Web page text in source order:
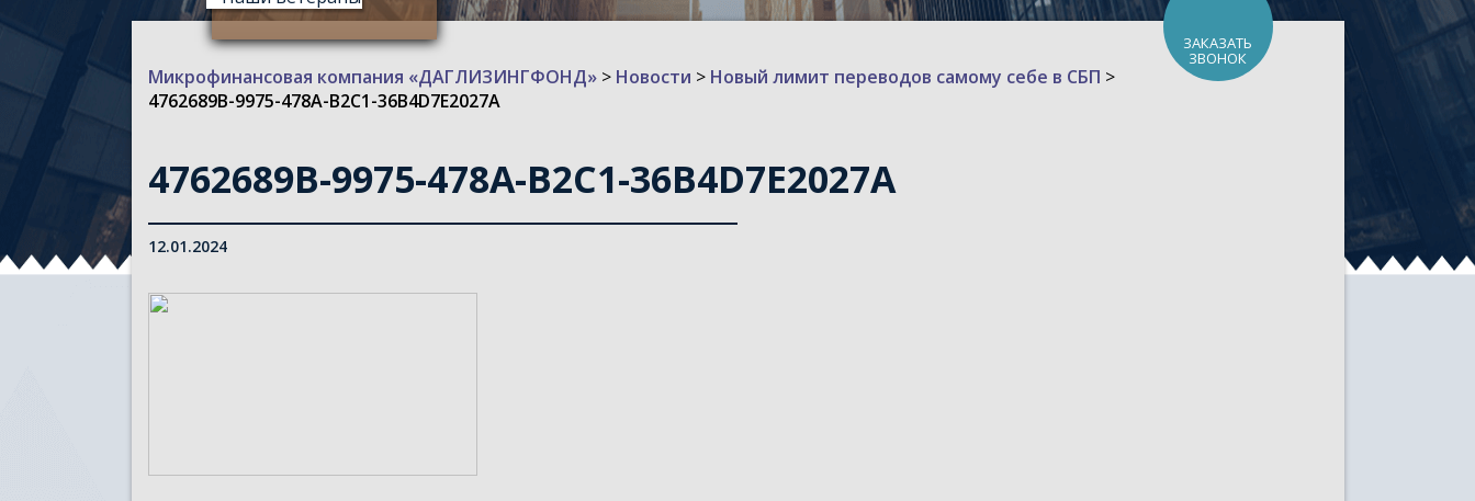
ЗАКАЗАТЬ
ЗВОНОК
Микрофинансовая компания «ДАГЛИЗИНГФОНД»> Новости > Новый лимит переводов самому себе в СБП >
4762689B-9975-478A-B2C1-36B4D7E2027A
4762689B-9975-478A-B2C1-36B4D7E2027A
12.01.2024